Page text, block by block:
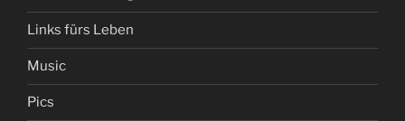
Links fürs Leben
Music
Pics